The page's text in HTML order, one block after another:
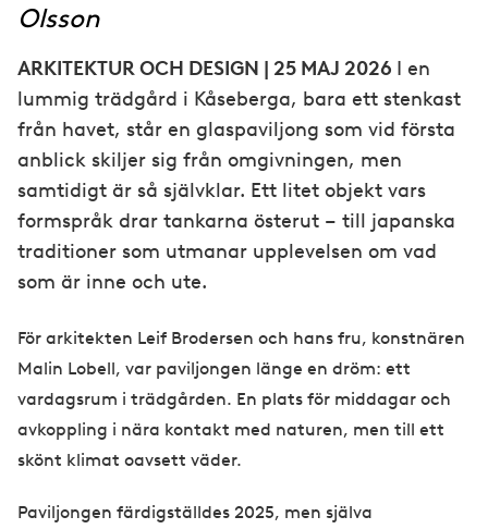
Olsson
ARKITEKTUR OCH DESIGN | 25 MAJ 2026 I en
lummig trädgård i Kåseberga, bara ett stenkast
från havet, står en glaspaviljong som vid första
anblick skiljer sig från omgivningen, men
samtidigt är så självklar. Ett litet objekt vars
formspråk drar tankarna österut – till japanska
traditioner som utmanar upplevelsen om vad
som är inne och ute.
För arkitekten Leif Brodersen och hans fru, konstnären
Malin Lobell, var paviljongen länge en dröm: ett
vardagsrum i trädgården. En plats för middagar och
avkoppling i nära kontakt med naturen, men till ett
skönt klimat oavsett väder.
Paviljongen färdigställdes 2025, men själva